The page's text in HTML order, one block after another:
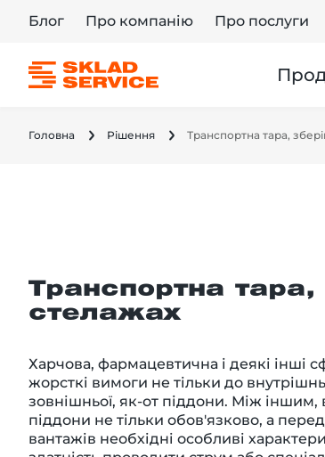
Блог Про компанію Про послуги
Головна Рішення Транспортна тара,
Транспортна тара,
стелажах
Харчова, фармацевтична і деякі інші
жорсткі вимоги не тільки до
зовнішньої, як-от піддони. Між іншим,
піддони не тільки обов'язково, а
вантажів необхідні особливі